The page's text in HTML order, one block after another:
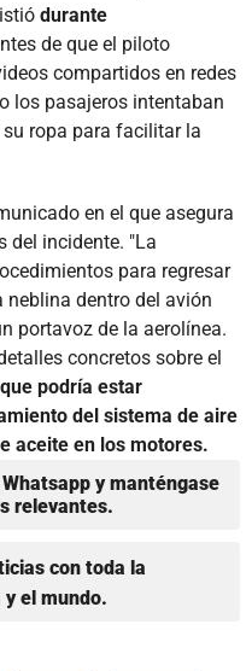
durante
de que el piloto
compartidos en redes
los pasajeros intentaban
ropa para facilitar la
en el que asegura
del incidente. "La
para regresar
dentro del avión
portavoz de la aerolínea.
concretos sobre el
podría estar
del sistema de aire
aceite en los motores.
y manténgase
relevantes.
con toda la
el mundo.